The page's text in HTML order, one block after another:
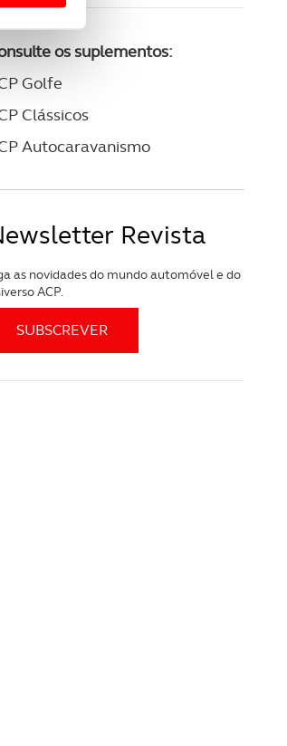
os suplementos:
Golfe
Clássicos
Autocaravanismo
Revista
as novidades do mundo automóvel e do
ACP.